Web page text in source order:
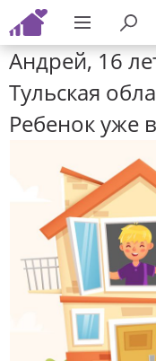
Андрей, 16
Тульская
Ребенок уже